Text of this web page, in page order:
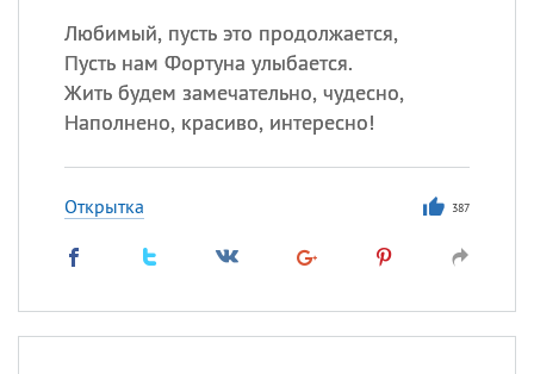
Любимый, пусть это продолжается,
Пусть нам Фортуна улыбается.
Жить будем замечательно, чудесно,
Наполнено, красиво, интересно!
Открытка 387